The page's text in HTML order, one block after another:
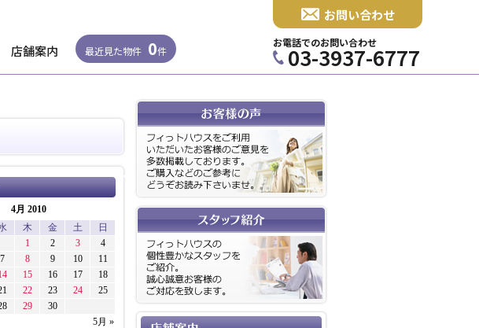
店舗案内 最近見た物件 0件
お問い合わせ
お電話でのお問い合わせ
03-3937-6777
4月 2010
木 金 土 日
5月 »
1 2 3
4
7 8 9 10
11
15 16 17
18
22 23 24
25
29 30